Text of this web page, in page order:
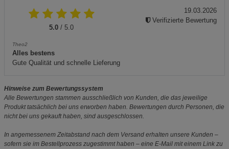
5.0 / 5.0
Theo2
Alles bestens
Gute Qualität und schnelle Lieferung
19.03.2026
Verifizierte Bewertung
Hinweise zum Bewertungssystem
Alle Bewertungen stammen ausschließlich von Kunden, die das jeweilige
Produkt tatsächlich bei uns erworben haben. Bewertungen durch Personen, die
nicht bei uns gekauft haben, sind ausgeschlossen.
In angemessenem Zeitabstand nach dem Versand erhalten unsere Kunden –
sofern sie im Bestellprozess zugestimmt haben – eine E-Mail mit einem Link zu